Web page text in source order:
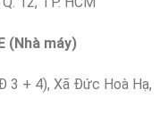
(Nhà máy)
3 + 4), Xã Đức Hoà Hạ,